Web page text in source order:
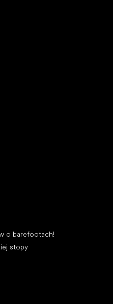
o barefootach!
stopy